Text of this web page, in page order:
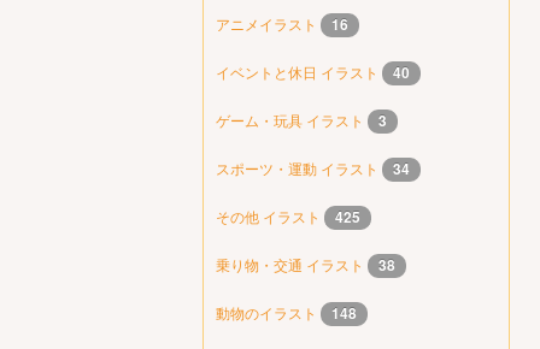
アニメイラスト 16
イベントと休日 イラスト 40
ゲーム・玩具 イラスト 3
スポーツ・運動 イラスト 34
その他 イラスト 425
乗り物・交通 イラスト 38
動物のイラスト 148